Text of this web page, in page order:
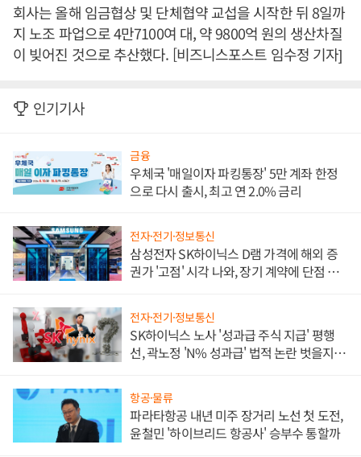
회사는 올해 임금협상 및 단체협약 교섭을 시작한 뒤 8일까
지 노조 파업으로 4만7100여 대, 약 9800억 원의 생산차질
이 빚어진 것으로 추산했다. [비즈니스포스트 임수정 기자]
인기기사
금융
우체국 '매일이자 파킹통장' 5만 계좌 한정
으로 다시 출시, 최고 연 2.0% 금리
전자·전기·정보통신
삼성전자 SK하이닉스 D램 가격에 해외 증
권가 '고점' 시각 나와, 장기 계약에 단점 부
전자·전기·정보통신
SK하이닉스 노사 '성과급 주식 지급' 평행
선, 곽노정 'N% 성과급' 법적 논란 벗을지 주
항공·물류
파라타항공 내년 미주 장거리 노선 첫 도전,
윤철민 '하이브리드 항공사' 승부수 통할까